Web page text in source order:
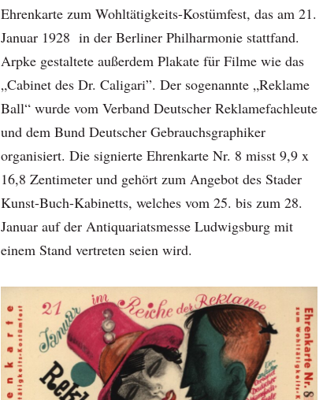
Ehrenkarte zum Wohltätigkeits-Kostümfest, das am 21.
Januar 1928 in der Berliner Philharmonie stattfand.
Arpke gestaltete außerdem Plakate für Filme wie das
„Cabinet des Dr. Caligari”. Der sogenannte „Reklame
Ball“ wurde vom Verband Deutscher Reklamefachleute
und dem Bund Deutscher Gebrauchsgraphiker
organisiert. Die signierte Ehrenkarte Nr. 8 misst 9,9 x
16,8 Zentimeter und gehört zum Angebot des Stader
Kunst-Buch-Kabinetts, welches vom 25. bis zum 28.
Januar auf der Antiquariatsmesse Ludwigsburg mit
einem Stand vertreten seien wird.